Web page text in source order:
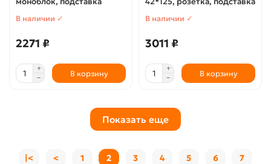
В наличии ✓
2271 ₽
В корзину
В наличии ✓
3011 ₽
В корзину
Показать еще
|< < 1 2 3 4 5 6 7